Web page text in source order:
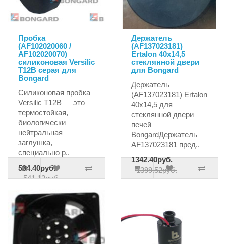
Пробка
(AF102020060 /
AF102020070)
силиконовая Versilic
T12B серая для
Bongard
Силиконовая пробка
Versilic T12B — это
термостойкая,
биологически
нейтральная
заглушка,
специально р..
534.40руб.
541.12руб.
Держатель
(AF137023181)
Ertalon 40х14,5
стеклянной двери
для Bongard
Держатель
(AF137023181) Ertalon
40х14,5 для
стеклянной двери
печей
BongardДержатель
AF137023181 пред..
1342.40руб.
1399.52руб.